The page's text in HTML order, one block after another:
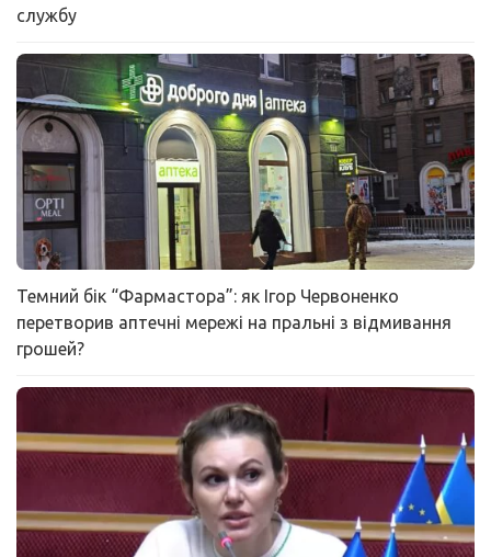
службу
Темний бік “Фармастора”: як Ігор Червоненко
перетворив аптечні мережі на пральні з відмивання
грошей?